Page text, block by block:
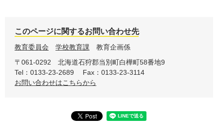
このページに関するお問い合わせ先
教育委員会 学校教育課
教育企画係
〒061-0292
北海道石狩郡当別町白樺町58番地9
Tel：0133-23-2689
Fax：0133-23-3114
お問い合わせはこちらから